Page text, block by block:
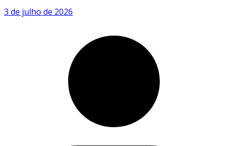
3 de julho de 2026